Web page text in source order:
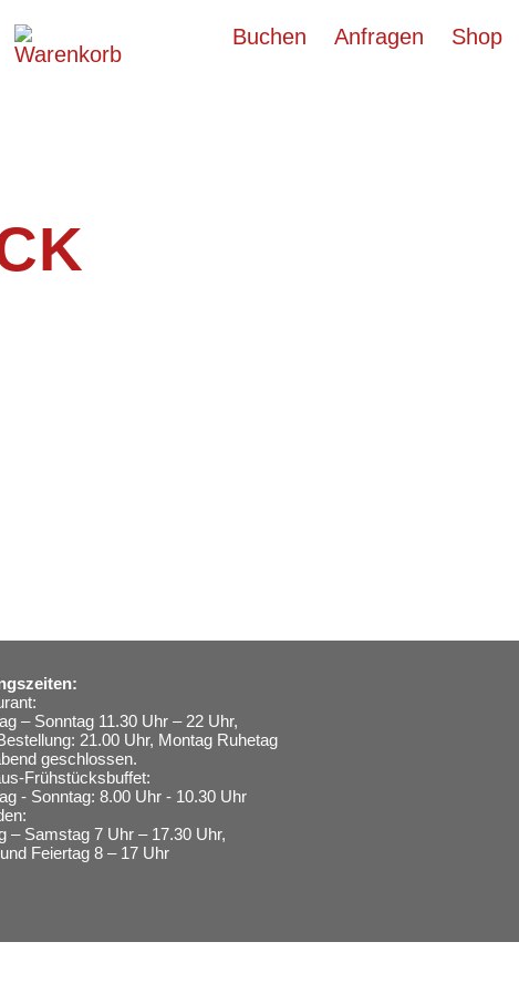
Buchen Anfragen Shop
– Sonntag 11.30 Uhr – 22 Uhr,
21.00 Uhr, Montag Ruhetag
geschlossen.
Frühstücksbuffet:
- Sonntag: 8.00 Uhr - 10.30 Uhr
– Samstag 7 Uhr – 17.30 Uhr,
Feiertag 8 – 17 Uhr